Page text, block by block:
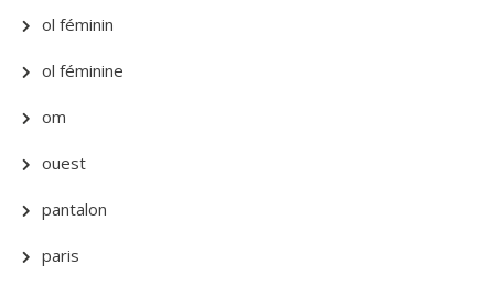
ol féminin
ol féminine
om
ouest
pantalon
paris